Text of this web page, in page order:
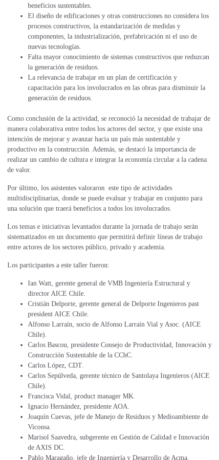
beneficios sustentables.
El diseño de edificaciones y otras construcciones no considera los
procesos constructivos, la estandarización de medidas y
componentes, la industrialización, prefabricación ni el uso de
nuevas tecnologías.
Falta mayor conocimiento de sistemas constructivos que reduzcan
la generación de residuos.
La relevancia de trabajar en un plan de certificación y
capacitación para los involucrados en las obras para disminuir la
generación de residuos.
Como conclusión de la actividad, se reconoció la necesidad de trabajar de
manera colaborativa entre todos los actores del sector, y que existe una
intención de mejorar y avanzar hacia un país más sustentable y
productivo en la construcción. Además, se destacó la importancia de
realizar un cambio de cultura e integrar la economía circular a la cadena
de valor.
Por último, los asistentes valoraron este tipo de actividades
multidisciplinarias, donde se puede evaluar y trabajar en conjunto para
una solución que traerá beneficios a todos los involucrados.
Los temas e iniciativas levantados durante la jornada de trabajo serán
sistematizados en un documento que permitirá definir líneas de trabajo
entre actores de los sectores público, privado y academia.
Los participantes a este taller fueron:
Ian Watt, gerente general de VMB Ingeniería Estructural y
director AICE Chile.
Cristián Delporte, gerente general de Delporte Ingenieros past
president AICE Chile.
Alfonso Larraín, socio de Alfonso Larraín Vial y Asoc. (AICE
Chile).
Carlos Bascou, presidente Consejo de Productividad, Innovación y
Construcción Sustentable de la CChC.
Carlos López, CDT.
Carlos Sepúlveda, gerente técnico de Santolaya Ingenieros (AICE
Chile).
Francisca Vidal, product manager MK.
Ignacio Hernández, presidente AOA.
Joaquín Cuevas, jefe de Manejo de Residuos y Medioambiente de
Viconsa.
Marisol Saavedra, subgerente en Gestión de Calidad e Innovación
de AXIS DC.
Pablo Maragaño, jefe de Ingeniería y Desarrollo de Acma.